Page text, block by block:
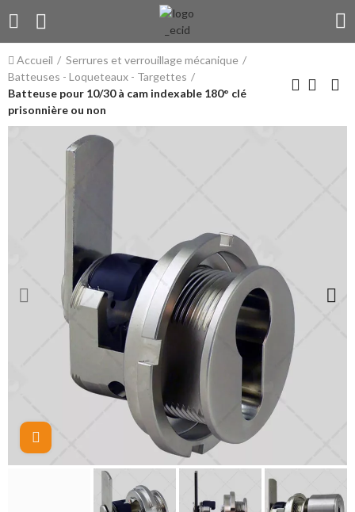
Accueil
Serrures et verrouillage mécanique
Batteuses - Loqueteaux - Targettes
Batteuse pour 10/30 à cam indexable 180° clé
prisonnière ou non
Cliquez pour agrandir